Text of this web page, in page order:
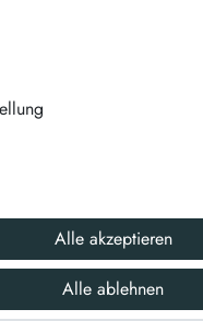
Alle akzeptieren
Alle ablehnen